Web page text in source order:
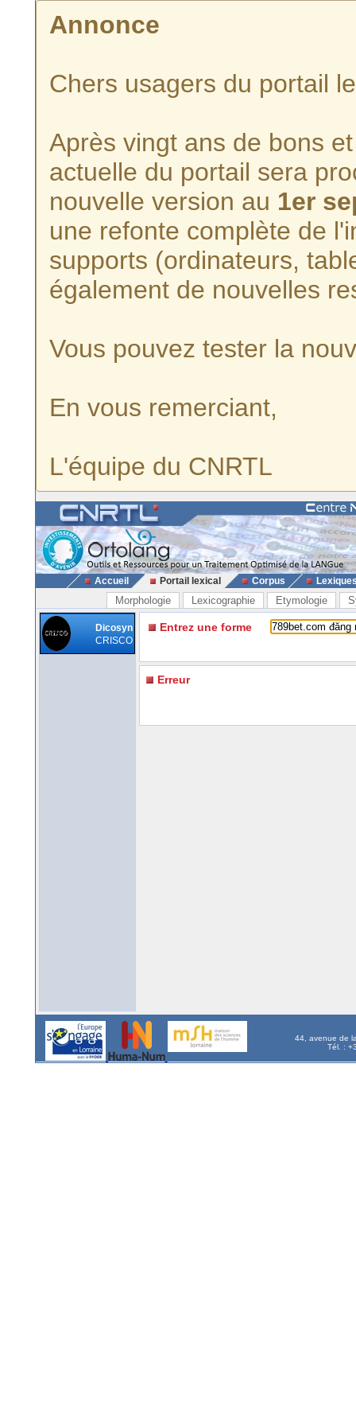
Annonce
Chers usagers du portail
Après vingt ans de bons
actuelle du portail sera
nouvelle version au 1er
une refonte complète de
supports (ordinateurs,
également de nouvelles
Vous pouvez tester la
En vous remerciant,
L'équipe du CNRTL
Accueil Portail lexical Corpus
Morphologie Lexicographie Etymologie
Dicosyn
CRISCO
Entrez une forme
Erreur
44, avenue de
Tél. :